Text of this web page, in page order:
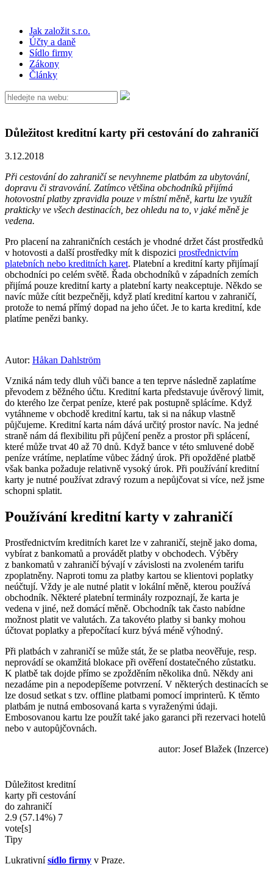
Jak založit s.r.o.
Účty a daně
Sídlo firmy
Zákony
Články
Důležitost kreditní karty při cestování do zahraničí
3.12.2018
Při cestování do zahraničí se nevyhneme platbám za ubytování,
dopravu či stravování. Zatímco většina obchodníků přijímá
hotovostní platby zpravidla pouze v místní měně, kartu lze využít
prakticky ve všech destinacích, bez ohledu na to, v jaké měně je
vedena.
Pro placení na zahraničních cestách je vhodné držet část prostředků
v hotovosti a další prostředky mít k dispozici prostřednictvím
platebních nebo kreditních karet. Platební a kreditní karty přijímají
obchodníci po celém světě. Řada obchodníků v západních zemích
přijímá pouze kreditní karty a platební karty neakceptuje. Někdo se
navíc může cítit bezpečněji, když platí kreditní kartou v zahraničí,
protože to nemá přímý dopad na jeho účet. Je to karta kreditní, kde
platíme penězi banky.
Autor: Håkan Dahlström
Vzniká nám tedy dluh vůči bance a ten teprve následně zaplatíme
převodem z běžného účtu. Kreditní karta představuje úvěrový limit,
do kterého lze čerpat peníze, které pak postupně splácíme. Když
vytáhneme v obchodě kreditní kartu, tak si na nákup vlastně
půjčujeme. Kreditní karta nám dává určitý prostor navíc. Na jedné
straně nám dá flexibilitu při půjčení peněz a prostor při splácení,
které může trvat 40 až 70 dnů. Když bance v této smluvené době
peníze vrátíme, neplatíme vůbec žádný úrok. Při opožděné platbě
však banka požaduje relativně vysoký úrok. Při používání kreditní
karty je nutné používat zdravý rozum a nepůjčovat si více, než jsme
schopni splatit.
Používání kreditní karty v zahraničí
Prostřednictvím kreditních karet lze v zahraničí, stejně jako doma,
vybírat z bankomatů a provádět platby v obchodech. Výběry
z bankomatů v zahraničí bývají v závislosti na zvoleném tarifu
zpoplatněny. Naproti tomu za platby kartou se klientovi poplatky
neúčtují. Vždy je ale nutné platit v lokální měně, kterou používá
obchodník. Některé platební terminály rozpoznají, že karta je
vedena v jiné, než domácí měně. Obchodník tak často nabídne
možnost platit ve valutách. Za takovéto platby si banky mohou
účtovat poplatky a přepočítací kurz bývá méně výhodný.
Při platbách v zahraničí se může stát, že se platba neověřuje, resp.
neprovádí se okamžitá blokace při ověření dostatečného zůstatku.
K platbě tak dojde přímo se zpožděním několika dnů. Někdy ani
nezadáme pin a nepodepíšeme potvrzení. V některých destinacích se
lze dosud setkat s tzv. offline platbami pomocí imprinterů. K těmto
platbám je nutná embosovaná karta s vyraženými údaji.
Embosovanou kartu lze použít také jako garanci při rezervaci hotelů
nebo v autopůjčovnách.
autor: Josef Blažek (Inzerce)
Důležitost kreditní
karty při cestování
do zahraničí
2.9 (57.14%) 7
vote[s]
Tipy
Lukrativnísídlo firmy v Praze.